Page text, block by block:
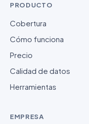
PRODUCTO
Cobertura
Cómo funciona
Precio
Calidad de datos
Herramientas
EMPRESA